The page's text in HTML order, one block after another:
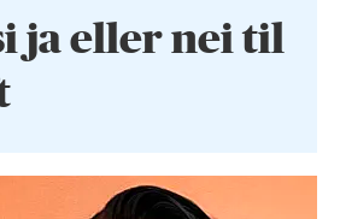
ja eller nei til